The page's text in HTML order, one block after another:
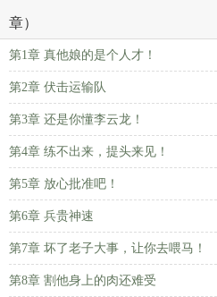
章）
第1章 真他娘的是个人才！
第2章 伏击运输队
第3章 还是你懂李云龙！
第4章 练不出来，提头来见！
第5章 放心批准吧！
第6章 兵贵神速
第7章 坏了老子大事，让你去喂马！
第8章 割他身上的肉还难受